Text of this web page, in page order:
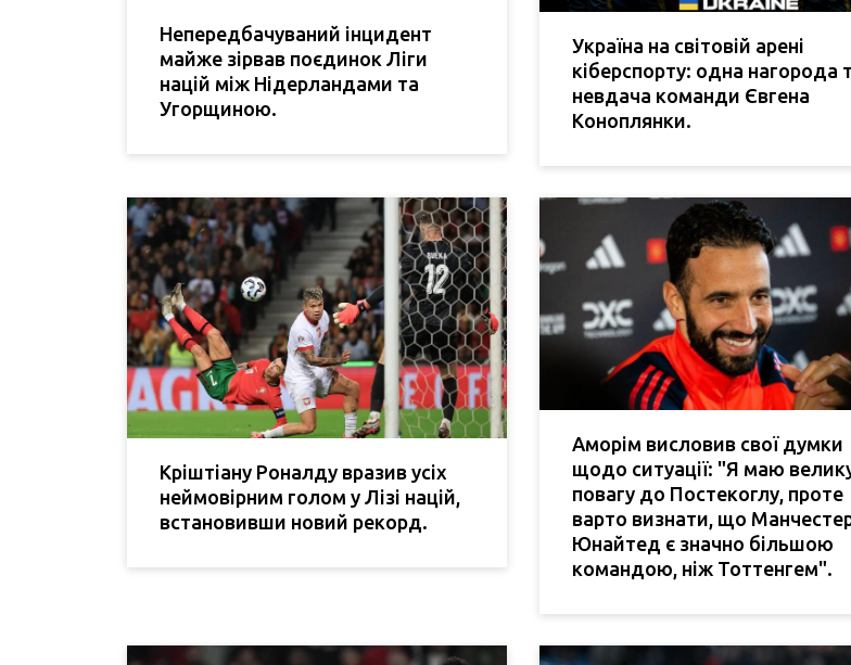
Непередбачуваний інцидент
майже зірвав поєдинок Ліги
націй між Нідерландами та
Угорщиною.
Україна на світовій арені
кіберспорту: одна нагорода
невдача команди Євгена
Коноплянки.
Кріштіану Роналду вразив усіх
неймовірним голом у Лізі націй,
встановивши новий рекорд.
Аморім висловив свої думки
щодо ситуації: "Я маю
повагу до Постекоглу, проте
варто визнати, що
Юнайтед є значно більшою
командою, ніж Тоттенгем".